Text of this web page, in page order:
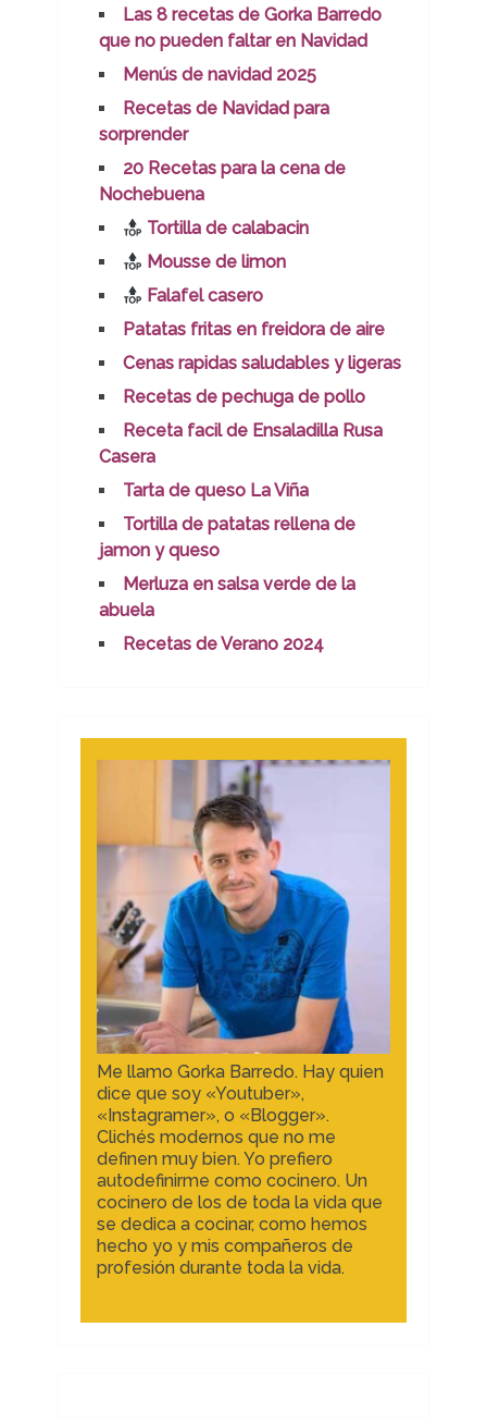
Las 8 recetas de Gorka Barredo
que no pueden faltar en Navidad
Menús de navidad 2025
Recetas de Navidad para
sorprender
20 Recetas para la cena de
Nochebuena
Tortilla de calabacin
Mousse de limon
Falafel casero
Patatas fritas en freidora de aire
Cenas rapidas saludables y ligeras
Recetas de pechuga de pollo
Receta facil de Ensaladilla Rusa
Casera
Tarta de queso La Viña
Tortilla de patatas rellena de
jamon y queso
Merluza en salsa verde de la
abuela
Recetas de Verano 2024
Me llamo Gorka Barredo. Hay quien
dice que soy «Youtuber»,
«Instagramer», o «Blogger».
Clichés modernos que no me
definen muy bien. Yo prefiero
autodefinirme como cocinero. Un
cocinero de los de toda la vida que
se dedica a cocinar, como hemos
hecho yo y mis compañeros de
profesión durante toda la vida.